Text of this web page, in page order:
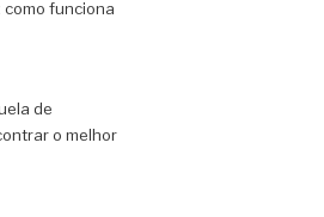
funciona
de
o melhor